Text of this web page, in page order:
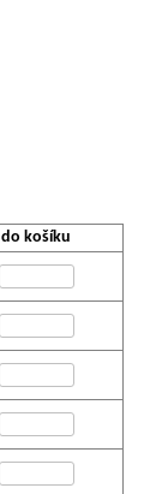
do košíku